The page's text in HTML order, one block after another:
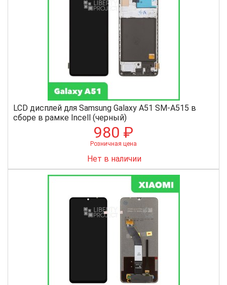
LCD дисплей для Samsung Galaxy A51 SM-A515 в
сборе в рамке Incell (черный)
980 ₽
Розничная цена
Нет в наличии